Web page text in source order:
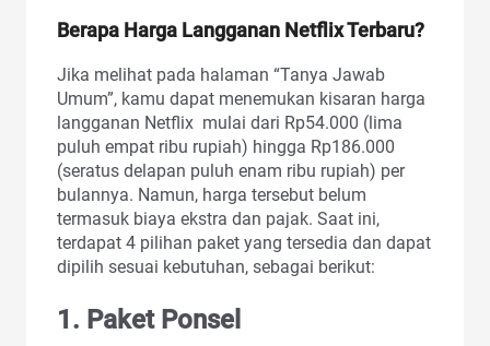
Berapa Harga Langganan Netflix Terbaru?
Jika melihat pada halaman “Tanya Jawab
Umum”, kamu dapat menemukan kisaran harga
langganan Netflix mulai dari Rp54.000 (lima
puluh empat ribu rupiah) hingga Rp186.000
(seratus delapan puluh enam ribu rupiah) per
bulannya. Namun, harga tersebut belum
termasuk biaya ekstra dan pajak. Saat ini,
terdapat 4 pilihan paket yang tersedia dan dapat
dipilih sesuai kebutuhan, sebagai berikut:
1. Paket Ponsel